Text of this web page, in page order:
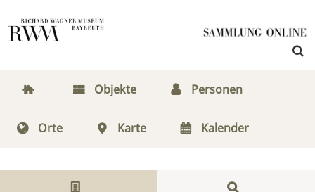
Objekte Personen
Orte Karte Kalender